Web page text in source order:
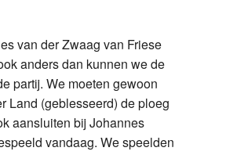
van der Zwaag van Friese
anders dan kunnen we de
partij. We moeten gewoon
Land (geblesseerd) de ploeg
aansluiten bij Johannes
vandaag. We speelden